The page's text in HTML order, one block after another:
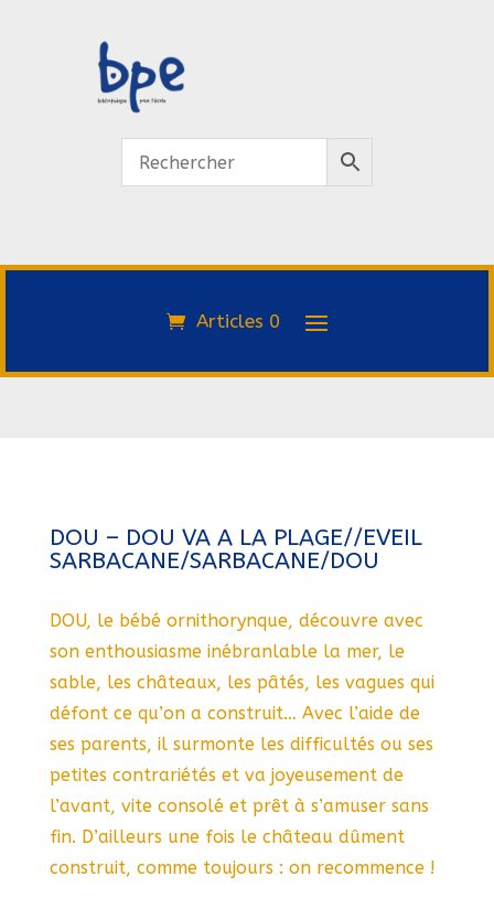
Articles 0
DOU – DOU VA A LA PLAGE//EVEIL
SARBACANE/SARBACANE/DOU
DOU, le bébé ornithorynque, découvre avec
son enthousiasme inébranlable la mer, le
sable, les châteaux, les pâtés, les vagues qui
défont ce qu’on a construit… Avec l’aide de
ses parents, il surmonte les difficultés ou ses
petites contrariétés et va joyeusement de
l’avant, vite consolé et prêt à s’amuser sans
fin. D’ailleurs une fois le château dûment
construit, comme toujours : on recommence !